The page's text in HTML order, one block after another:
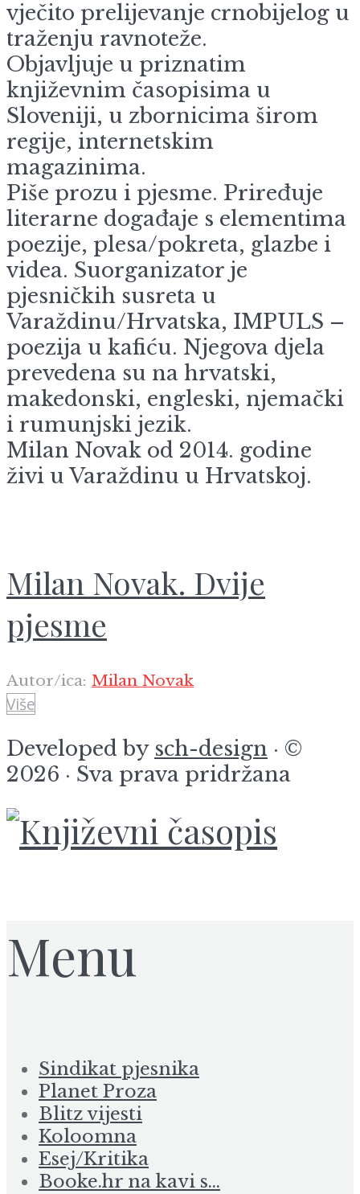
vječito prelijevanje crnobijelog u
traženju ravnoteže.
Objavljuje u priznatim
književnim časopisima u
Sloveniji, u zbornicima širom
regije, internetskim
magazinima.
Piše prozu i pjesme. Priređuje
literarne događaje s elementima
poezije, plesa/pokreta, glazbe i
videa. Suorganizator je
pjesničkih susreta u
Varaždinu/Hrvatska, IMPULS –
poezija u kafiću. Njegova djela
prevedena su na hrvatski,
makedonski, engleski, njemački
i rumunjski jezik.
Milan Novak od 2014. godine
živi u Varaždinu u Hrvatskoj.
Milan Novak. Dvije
pjesme
Autor/ica: Milan Novak
Više
Developed by sch-design · ©
2026 · Sva prava pridržana
Menu
Sindikat pjesnika
Planet Proza
Blitz vijesti
Koloomna
Esej/Kritika
Booke.hr na kavi s…